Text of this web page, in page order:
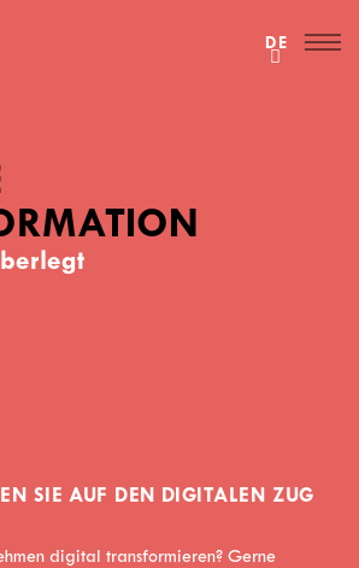
DE
SIE AUF DEN DIGITALEN ZUG
digital transformieren? Gerne